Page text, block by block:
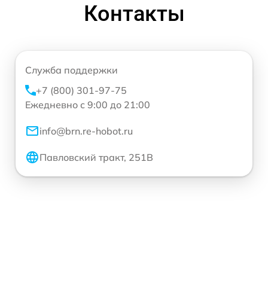
Контакты
Служба поддержки
+7 (800) 301-97-75
Ежедневно с 9:00 до 21:00
info@brn.re-hobot.ru
Павловский тракт, 251В